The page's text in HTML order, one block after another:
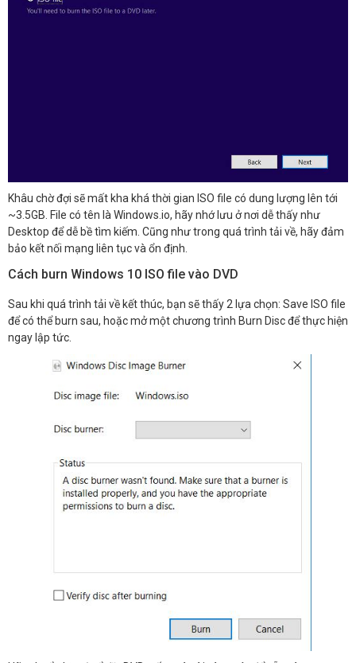
Khâu chờ đợi sẽ mất kha khá thời gian ISO file có dung lượng lên tới
~3.5GB. File có tên là Windows.io, hãy nhớ lưu ở nơi dễ thấy như
Desktop để dễ bề tìm kiếm. Cũng như trong quá trình tải về, hãy đảm
bảo kết nối mạng liên tục và ổn định.
Cách burn Windows 10 ISO file vào DVD
Sau khi quá trình tải về kết thúc, bạn sẽ thấy 2 lựa chọn: Save ISO file
để có thể burn sau, hoặc mở một chương trình Burn Disc để thực hiện
ngay lập tức.